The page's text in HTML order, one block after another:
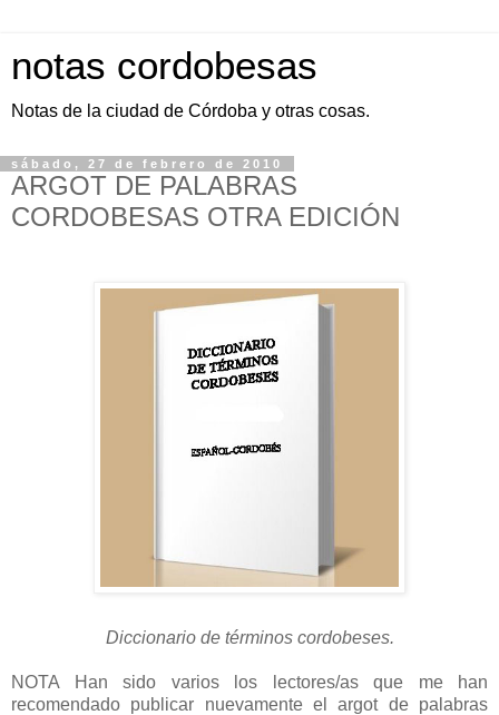
notas cordobesas
Notas de la ciudad de Córdoba y otras cosas.
sábado, 27 de febrero de 2010
ARGOT DE PALABRAS
CORDOBESAS OTRA EDICIÓN
Diccionario de términos cordobeses.
NOTA Han sido varios los lectores/as que me han
recomendado publicar nuevamente el argot de palabras